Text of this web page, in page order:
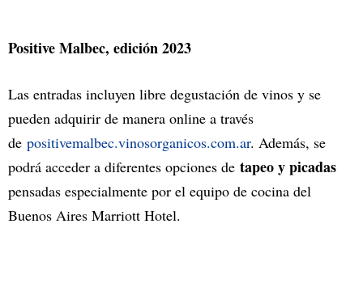
Positive Malbec, edición 2023
Las entradas incluyen libre degustación de vinos y se
pueden adquirir de manera online a través
de positivemalbec.vinosorganicos.com.ar. Además, se
podrá acceder a diferentes opciones de tapeo y picadas
pensadas especialmente por el equipo de cocina del
Buenos Aires Marriott Hotel.